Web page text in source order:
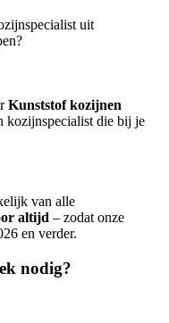
uit
Kunststof kozijnen
kozijnspecialist die bij je
van alle
altijd – zodat onze
en verder.
nodig?